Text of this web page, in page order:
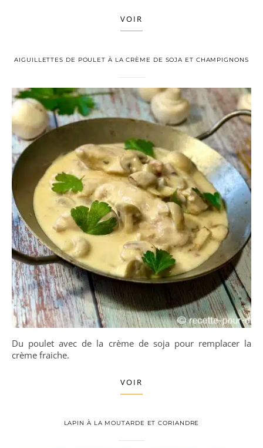
VOIR
AIGUILLETTES DE POULET À LA CRÈME DE SOJA ET CHAMPIGNONS
Du poulet avec de la crème de soja pour remplacer la
crème fraiche.
VOIR
LAPIN À LA MOUTARDE ET CORIANDRE